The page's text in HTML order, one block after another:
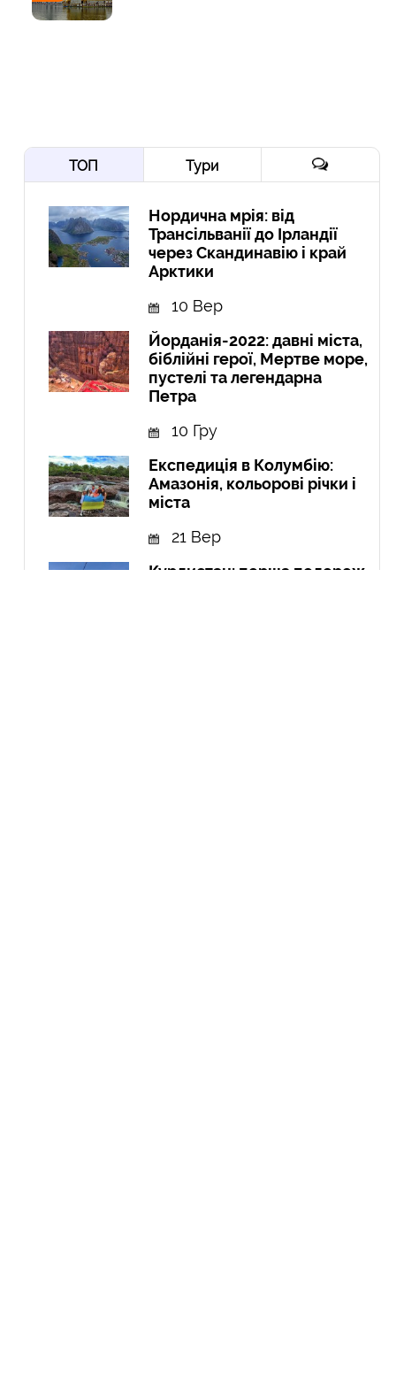
ТОП Тури
Нордична мрія: від
Трансільванії до Ірландії
через Скандинавію і край
Арктики
10 Вер
Йорданія-2022: давні міста,
біблійні герої, Мертве море,
пустелі та легендарна
Петра
10 Гру
Експедиція в Колумбію:
Амазонія, кольорові річки і
міста
21 Вер
Курдистан: перша подорож